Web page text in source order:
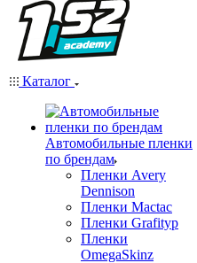
Каталог
Автомобильные пленки
по брендам
Пленки Avery
Dennison
Пленки Mactac
Пленки Grafityp
Пленки
OmegaSkinz